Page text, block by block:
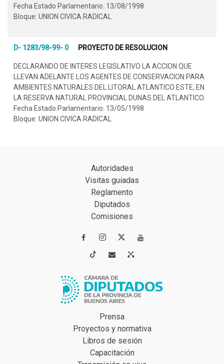
Fecha Estado Parlamentario: 13/08/1998
Bloque: UNION CIVICA RADICAL
D- 1283/98-99- 0 PROYECTO DE RESOLUCION
DECLARANDO DE INTERES LEGISLATIVO LA ACCION QUE
LLEVAN ADELANTE LOS AGENTES DE CONSERVACION PARA
AMBIENTES NATURALES DEL LITORAL ATLANTICO ESTE, EN
LA RESERVA NATURAL PROVINCIAL DUNAS DEL ATLANTICO.
Fecha Estado Parlamentario: 13/05/1998
Bloque: UNION CIVICA RADICAL
Autoridades
Visitas guiadas
Reglamento
Diputados
Comisiones
 
 
Prensa
Proyectos y normativa
Libros de sesión
Capacitación